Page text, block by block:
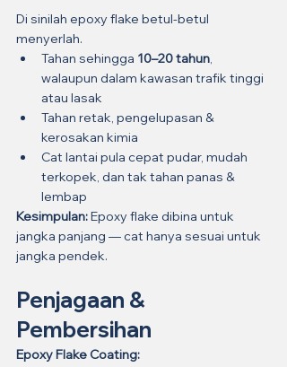
Di sinilah epoxy flake betul-betul
menyerlah.
Tahan sehingga 10–20 tahun,
walaupun dalam kawasan trafik tinggi
atau lasak
Tahan retak, pengelupasan &
kerosakan kimia
Cat lantai pula cepat pudar, mudah
terkopek, dan tak tahan panas &
lembap
Kesimpulan: Epoxy flake dibina untuk
jangka panjang — cat hanya sesuai untuk
jangka pendek.
Penjagaan &
Pembersihan
Epoxy Flake Coating: